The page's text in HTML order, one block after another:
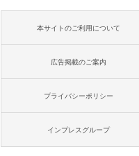
本サイトのご利用について
広告掲載のご案内
プライバシーポリシー
インプレスグループ